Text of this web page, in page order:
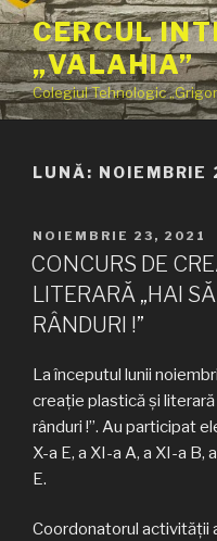
Sari
la
conținut
CERCUL
„VALAHIA”
Colegiul Tehnologic
LUNĂ: NOIEMBRIE
PUBLICAT
PE
NOIEMBRIE 23, 2021
CONCURS DE
LITERARĂ „HAI
RÂNDURI !”
La începutul lunii
creație plastică și
rânduri !”. Au participat
X-a E, a XI-a A, a XI-a B,
E.
Coordonatorul activității